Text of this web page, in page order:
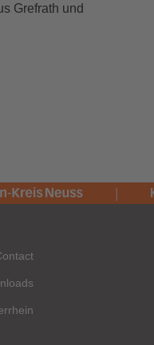
Grefrath und